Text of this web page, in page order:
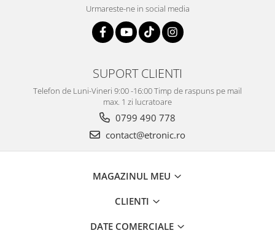
Urmareste-ne in social media
SUPORT CLIENTI
Telefon de Luni-Vineri 9:00 -16:00 Timp de raspuns pe mail
max. 1 zi lucratoare
0799 490 778
contact@etronic.ro
MAGAZINUL MEU
CLIENTI
DATE COMERCIALE